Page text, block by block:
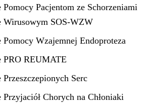
Pomocy Pacjentom ze Schorzeniami
Wirusowym SOS-WZW
Pomocy Wzajemnej Endoproteza
PRO REUMATE
Przeszczepionych Serc
Przyjaciół Chorych na Chłoniaki